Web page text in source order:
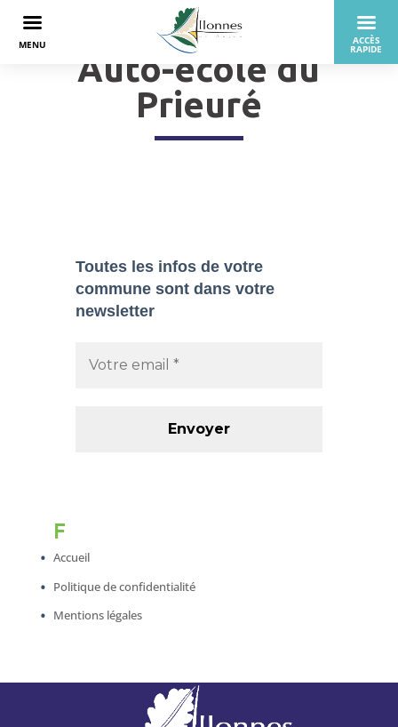
Auto-école du
Prieuré
Toutes les infos de votre
commune sont dans votre
newsletter
F
Accueil
Politique de confidentialité
Mentions légales